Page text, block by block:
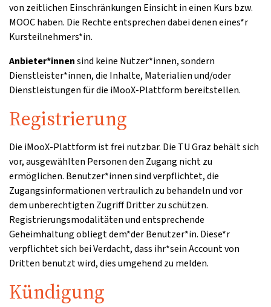
von zeitlichen Einschränkungen Einsicht in einen Kurs bzw.
MOOC haben. Die Rechte entsprechen dabei denen eines*r
Kursteilnehmers*in.
Anbieter*innensind keine Nutzer*innen, sondern
Dienstleister*innen, die Inhalte, Materialien und/oder
Dienstleistungen für die iMooX-Plattform bereitstellen.
Registrierung
Die iMooX-Plattform ist frei nutzbar. Die TU Graz behält sich
vor, ausgewählten Personen den Zugang nicht zu
ermöglichen. Benutzer*innen sind verpflichtet, die
Zugangsinformationen vertraulich zu behandeln und vor
dem unberechtigten Zugriff Dritter zu schützen.
Registrierungsmodalitäten und entsprechende
Geheimhaltung obliegt dem*der Benutzer*in. Diese*r
verpflichtet sich bei Verdacht, dass ihr*sein Account von
Dritten benutzt wird, dies umgehend zu melden.
Kündigung